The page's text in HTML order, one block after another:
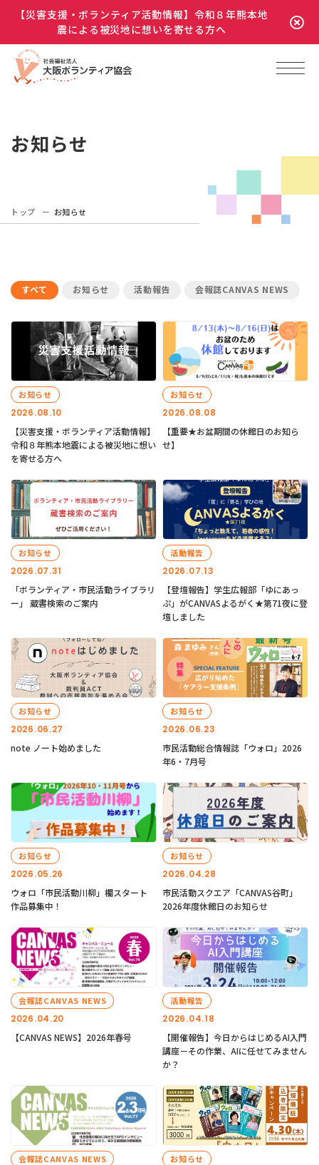
【災害支援・ボランティア活動情報】令和８年熊本地
震による被災地に想いを寄せる方へ
お知らせ
トップ お知らせ
すべて お知らせ 活動報告 会報誌CANVAS NEWS
2026.08.10
お知らせ
【災害支援・ボランティア活動情報】
令和８年熊本地震による被災地に想い
を寄せる方へ
2026.08.08
お知らせ
【重要★お盆期間の休館日のお知ら
せ】
2026.07.31
お知らせ
「ボランティア・市民活動ライブラリ
ー」 蔵書検索のご案内
2026.07.13
活動報告
【登壇報告】学生広報部「ゆにあっ
ぷ」がCANVASよるがく★第71夜に登
壇しました
2026.06.27
お知らせ
note ノート始めました
2026.06.23
お知らせ
市民活動総合情報誌「ウォロ」2026
年6・7月号
2026.05.26
お知らせ
ウォロ「市民活動川柳」欄スタート
作品募集中！
2026.04.28
お知らせ
市民活動スクエア「CANVAS谷町」
2026年度休館日のお知らせ
2026.04.20
会報誌CANVAS NEWS
【CANVAS NEWS】2026年春号
2026.04.18
活動報告
【開催報告】今日からはじめるAI入門
講座－その作業、AIに任せてみません
か？
会報誌CANVAS NEWS お知らせ